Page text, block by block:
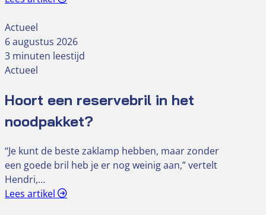
Actueel
6 augustus 2026
3 minuten leestijd
Actueel
Hoort een reservebril in het
noodpakket?
“Je kunt de beste zaklamp hebben, maar zonder
een goede bril heb je er nog weinig aan,” vertelt
Hendri,…
Lees artikel